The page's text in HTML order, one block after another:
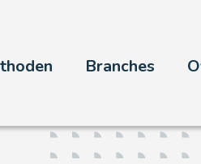
Branches
is Right de